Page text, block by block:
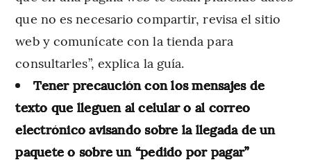
que no es necesario compartir, revisa el sitio
web y comunícate con la tienda para
consultarles”, explica la guía.
Tener precaución con los mensajes de
texto que lleguen al celular o al correo
electrónico avisando sobre la llegada de un
paquete o sobre un “pedido por pagar”